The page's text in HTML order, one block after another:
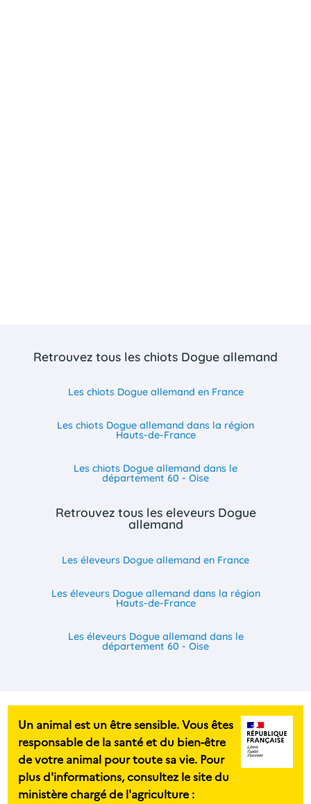
Retrouvez tous les chiots Dogue allemand
Les chiots Dogue allemand en France
Les chiots Dogue allemand dans la région
Hauts-de-France
Les chiots Dogue allemand dans le
département 60 - Oise
Retrouvez tous les eleveurs Dogue
allemand
Les éleveurs Dogue allemand en France
Les éleveurs Dogue allemand dans la région
Hauts-de-France
Les éleveurs Dogue allemand dans le
département 60 - Oise
Un animal est un être sensible. Vous êtes
responsable de la santé et du bien-être
de votre animal pour toute sa vie. Pour
plus d'informations, consultez le site du
ministère chargé de l'agriculture :